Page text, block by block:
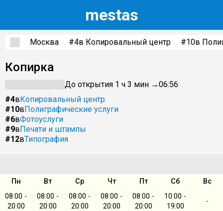
mestas
Москва #4в Копировальный центр #10в
Копирка
До открытия 1 ч 3 мин →06:56
#4вКопировальный центр
#10вПолиграфические услуги
#6вФотоуслуги
#9вПечати и штампы
#12вТипография
Пн Вт Ср Чт Пт Сб
Вс
08:00 -
20:00
08:00 -
20:00
08:00 -
20:00
08:00 -
20:00
08:00 -
20:00
10:00 -
19:00
-